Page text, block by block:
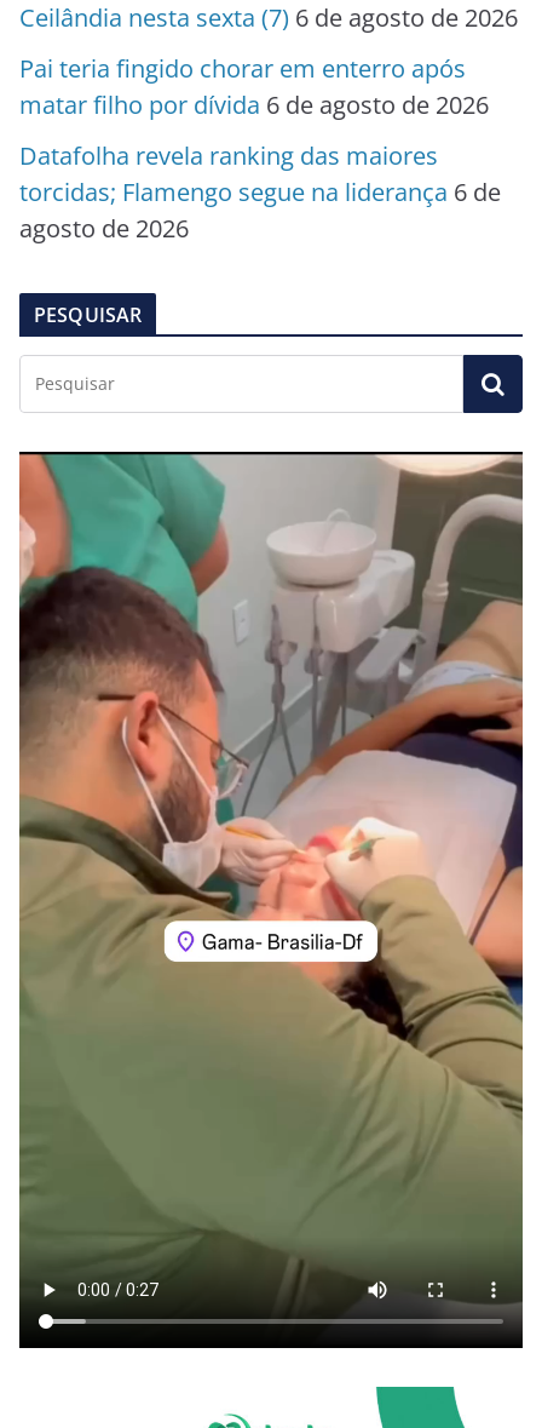
Ceilândia nesta sexta (7) 6 de agosto de 2026
Pai teria fingido chorar em enterro após
matar filho por dívida 6 de agosto de 2026
Datafolha revela ranking das maiores
torcidas; Flamengo segue na liderança 6 de
agosto de 2026
PESQUISAR